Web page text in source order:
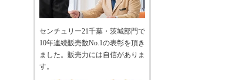
センチュリー21千葉・茨城部門で
10年連続販売数No.1の表彰を頂き
ました。販売力には自信がありま
す。